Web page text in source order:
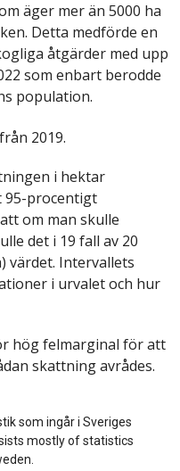
äger mer än 5000 ha
Detta medförde en
åtgärder med upp
som enbart berodde
population.
2019.
i hektar
95-procentigt
om man skulle
det i 19 fall av 20
värdet. Intervallets
i urvalet och hur
hög felmarginal för att
skattning avrådes.
som ingår i Sveriges
mostly of statistics